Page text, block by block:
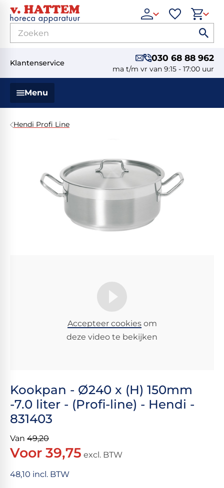
Klantenservice 030 68 88 962
ma t/m vr van 9:15 - 17:00 uur
Menu
Hendi Profi Line
Accepteer cookiesom
deze video te bekijken
Kookpan - Ø240 x (H) 150mm
-7.0 liter - (Profi-line) - Hendi -
831403
Van 49,20
Voor 39,75 excl. BTW
48,10 incl. BTW